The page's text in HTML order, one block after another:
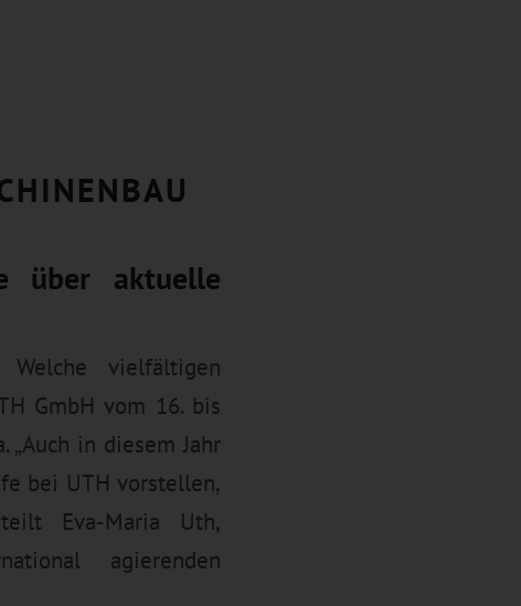
über aktuelle
vielfältigen
GmbH vom 16. bis
„Auch in diesem Jahr
bei UTH vorstellen,
Eva-Maria Uth,
agierenden